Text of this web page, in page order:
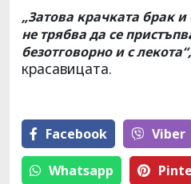
„Затова крачката брак
не трябва да се
безотговорно и с лекота“,
красавицата.
Facebook Viber
Whatsapp